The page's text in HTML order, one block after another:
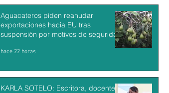
Aguacateros piden reanudar
exportaciones hacia EU tras
suspensión por motivos de seguridad
hace 22 horas
KARLA SOTELO: Escritora, docente y